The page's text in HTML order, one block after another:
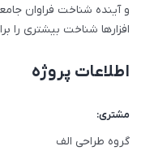
و آینده شناخت فراوان
افزارها شناخت بیشتری را
اطلاعات پروژه
مشتری:
گروه طراحی الف